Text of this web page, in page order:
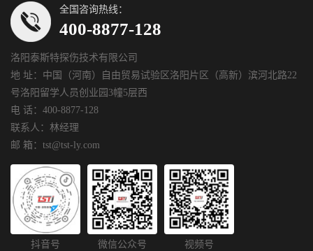
全国咨询热线：
400-8877-128
洛阳泰斯特探伤技术有限公司
地 址：中国（河南）自由贸易试验区洛阳片区（高新）滨河北路22
号洛阳留学人员创业园3幢5层西
电 话：400-8877-128
联系人：林经理
邮 箱：tst@tst-ly.com
抖音号 微信公众号 视频号